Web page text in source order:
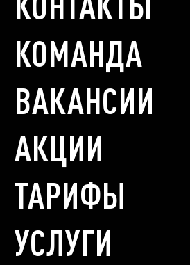
КОМАНДА
ВАКАНСИИ
АКЦИИ
ТАРИФЫ
УСЛУГИ